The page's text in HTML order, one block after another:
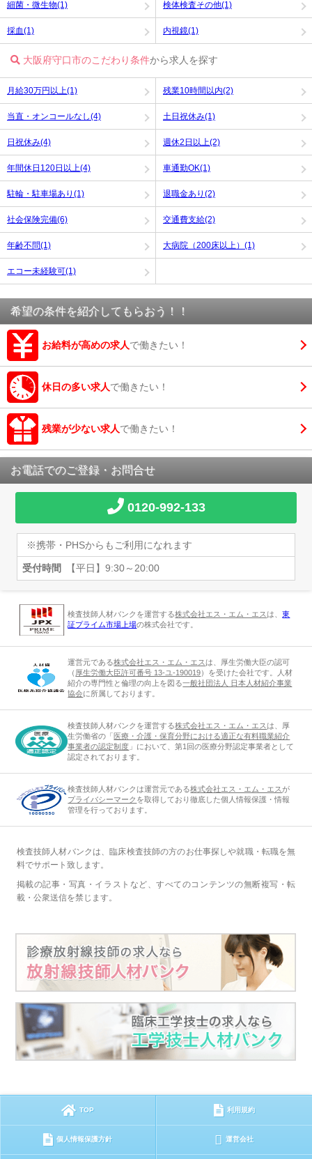
細菌・微生物(1) 検体検査その他(1)
採血(1) 内視鏡(1)
大阪府守口市のこだわり条件から求人を探す
月給30万円以上(1) 残業10時間以内(2)
当直・オンコールなし(4) 土日祝休み(1)
日祝休み(4) 週休2日以上(2)
年間休日120日以上(4) 車通勤OK(1)
駐輪・駐車場あり(1) 退職金あり(2)
社会保険完備(6) 交通費支給(2)
年齢不問(1) 大病院（200床以上）(1)
エコー未経験可(1)
希望の条件を紹介してもらおう！！
お給料が高めの求人で働きたい！
休日の多い求人で働きたい！
残業が少ない求人で働きたい！
お電話でのご登録・お問合せ
0120-992-133
※携帯・PHSからもご利用になれます
受付時間 【平日】9:30～20:00
検査技師人材バンクを運営する株式会社エス・エム・エスは、東
証プライム市場上場の株式会社です。
運営元である株式会社エス・エム・エスは、厚生労働大臣の認可
（ 厚生労働大臣許可番号 13-ユ-190019）を受けた会社です。人材
紹介の専門性と倫理の向上を図る一般社団法人 日本人材紹介事業
協会に所属しております。
検査技師人材バンクを運営する株式会社エス・エム・エスは、厚
生労働省の「 医療・介護・保育分野における適正な有料職業紹介
事業者の認定制度 」において、第1回の医療分野認定事業者として
認定されております。
検査技師人材バンクは運営元である株式会社エス・エム・エスが
プライバシーマーク を取得しており徹底した個人情報保護・情報
管理を行っております。
検査技師人材バンクは、臨床検査技師の方のお仕事探しや就職・転職を無
料でサポート致します。
掲載の記事・写真・イラストなど、すべてのコンテンツの無断複写・転
載・公衆送信を禁じます。
TOP 利用規約
個人情報保護方針 運営会社